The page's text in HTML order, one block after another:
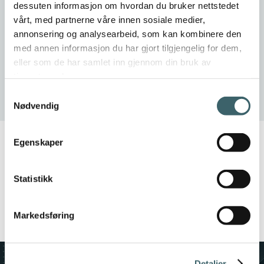
dessuten informasjon om hvordan du bruker nettstedet
vårt, med partnerne våre innen sosiale medier,
annonsering og analysearbeid, som kan kombinere den
med annen informasjon du har gjort tilgjengelig for dem,
eller som de har samlet inn gjennom din bruk av
Nødvendig
Egenskaper
Statistikk
Markedsføring
Les relaterte artikler